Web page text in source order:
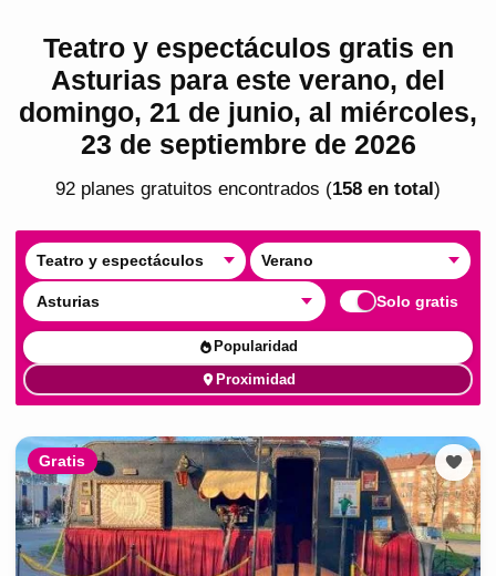
Teatro y espectáculos gratis en
Asturias para este verano, del
domingo, 21 de junio, al miércoles,
23 de septiembre de 2026
92 planes gratuitos encontrados (158 en total )
Teatro y espectáculos Verano
Asturias Solo gratis
Popularidad
Proximidad
Gratis